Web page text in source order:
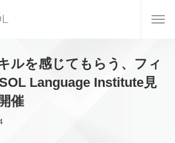
ルを感じてもらう、フィ
Language Institute見
催